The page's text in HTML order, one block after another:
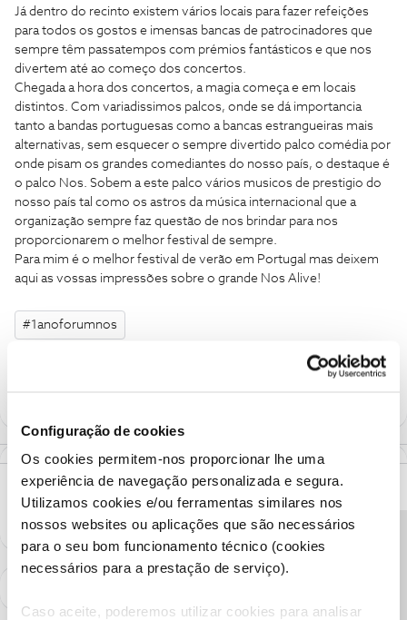
Configuração de cookies
Os cookies permitem-nos proporcionar lhe uma
experiência de navegação personalizada e segura.
Utilizamos cookies e/ou ferramentas similares nos
nossos websites ou aplicações que são necessários
para o seu bom funcionamento técnico (cookies
necessários para a prestação de serviço).
Caso aceite, poderemos utilizar cookies para analisar
Já dentro do recinto existem vários locais para fazer refeições
para todos os gostos e imensas bancas de patrocinadores que
sempre têm passatempos com prémios fantásticos e que nos
divertem até ao começo dos concertos.
Chegada a hora dos concertos, a magia começa e em locais
distintos. Com variadissimos palcos, onde se dá importancia
tanto a bandas portuguesas como a bancas estrangueiras mais
alternativas, sem esquecer o sempre divertido palco comédia por
onde pisam os grandes comediantes do nosso país, o destaque é
o palco Nos. Sobem a este palco vários musicos de prestigio do
nosso país tal como os astros da música internacional que a
organização sempre faz questão de nos brindar para nos
proporcionarem o melhor festival de sempre.
Para mim é o melhor festival de verão em Portugal mas deixem
aqui as vossas impressões sobre o grande Nos Alive!
#1anoforumnos